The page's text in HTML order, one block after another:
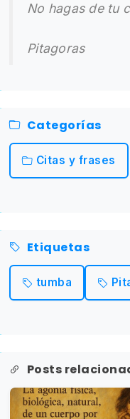
No hagas de tu
Pitagoras
Categorías
Citas y frases
Etiquetas
tumba
Posts